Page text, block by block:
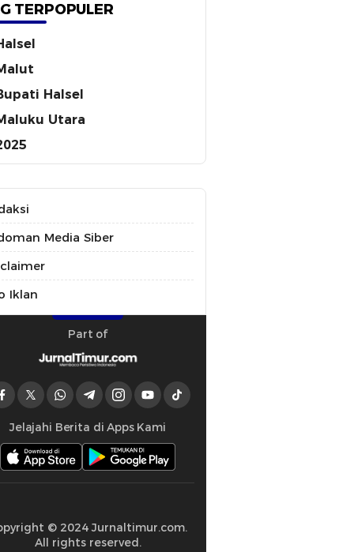
TERPOPULER
Halsel
Utara
Media Siber
Iklan
Part of
Jelajahi Berita di Apps Kami
© 2024 Jurnaltimur.com.
All rights reserved.